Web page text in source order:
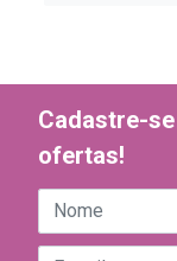
Cadastre-
ofertas!